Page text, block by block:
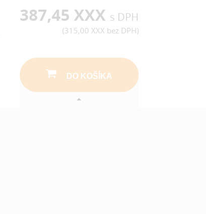
387,45 XXX s DPH
(315,00 XXX bez DPH)
DO KOŠÍKA